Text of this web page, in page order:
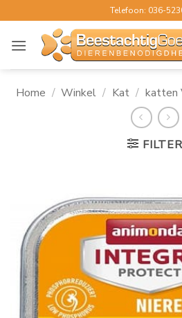
naar
inhoud
Telefoon: 036-
Home / Winkel / Kat / katten
FILTER